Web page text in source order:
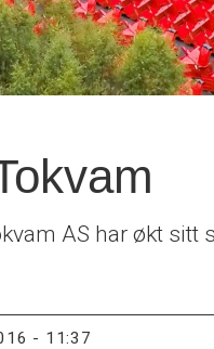
AS har økt sitt
- 11:37